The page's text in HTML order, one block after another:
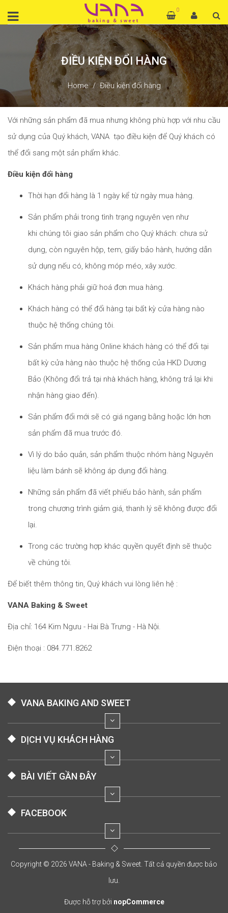
0
ĐIỀU KIỆN ĐỔI HÀNG
Home Điều kiện đổi hàng
Với những sản phẩm đã mua nhưng không phù hợp với nhu cầu
sử dụng của Quý khách, VANA tạo điều kiện để Quý khách có
thể đổi sang một sản phẩm khác.
Điều kiện đổi hàng
Thời hạn đổi hàng là 1 ngày kể từ ngày mua hàng.
Sản phẩm phải trong tình trạng nguyên vẹn như
khi chúng tôi giao sản phẩm cho Quý khách: chưa sử
dụng, còn nguyên hộp, tem, giấy bảo hành, hướng dẫn
sử dụng nếu có, không móp méo, xây xước.
Khách hàng phải giữ hoá đơn mua hàng.
Khách hàng có thể đổi hàng tại bất kỳ cửa hàng nào
thuộc hệ thống chúng tôi.
Sản phẩm mua hàng Online khách hàng có thể đổi tại
bất kỳ cửa hàng nào thuộc hệ thống của HKD Dương
Bảo (Không đổi trả tại nhà khách hàng, không trả lại khi
nhận hàng giao đến).
Sản phẩm đổi mới sẽ có giá ngang bằng hoặc lớn hơn
sản phẩm đã mua trước đó.
Vì lý do bảo quản, sản phẩm thuộc nhóm hàng Nguyên
liệu làm bánh sẽ không áp dụng đổi hàng.
Những sản phẩm đã viết phiếu bảo hành, sản phẩm
trong chương trình giảm giá, thanh lý sẽ không được đổi
lại.
Trong các trường hợp khác quyền quyết định sẽ thuộc
về chúng tôi.
Để biết thêm thông tin, Quý khách vui lòng liên hệ :
VANA Baking & Sweet
Địa chỉ: 164 Kim Ngưu - Hai Bà Trưng - Hà Nội.
Điện thoại : 084.771.8262
VANA BAKING AND SWEET
DỊCH VỤ KHÁCH HÀNG
BÀI VIẾT GẦN ĐÂY
FACEBOOK
Copyright © 2026 VANA - Baking & Sweet. Tất cả quyền được bảo
lưu.
Được hỗ trợ bởi nopCommerce